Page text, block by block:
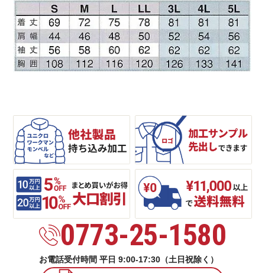
0773-25-1580
お電話受付時間 平日 9:00-17:30（土日祝除く）